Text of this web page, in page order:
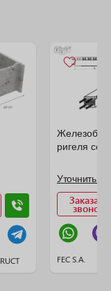
ригеля
Уточнить
Заказать
звонок
FEC S.A.